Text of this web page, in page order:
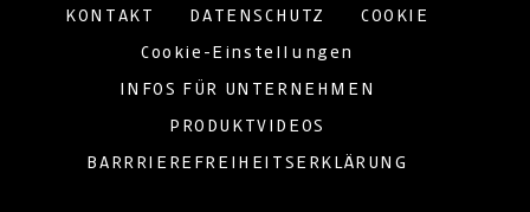
KONTAKT DATENSCHUTZ COOKIE
Cookie-Einstellungen
INFOS FÜR UNTERNEHMEN
PRODUKTVIDEOS
BARRRIEREFREIHEITSERKLÄRUNG